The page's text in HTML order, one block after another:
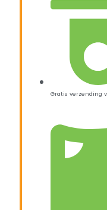
Gratis verzending